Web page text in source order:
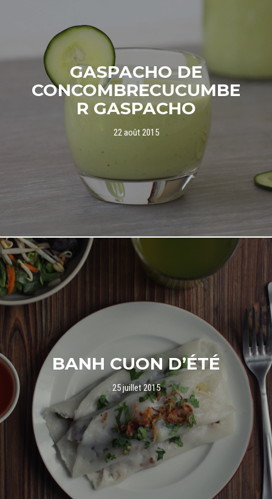
GASPACHO DE
CONCOMBRECUCUMBE
R GASPACHO
22 août 2015
BANH CUON D’ÉTÉ
25 juillet 2015